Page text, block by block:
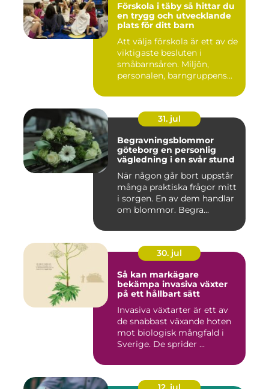
Förskola i täby så hittar du
en trygg och utvecklande
plats för ditt barn
Att välja förskola är ett av de
viktigaste besluten i
småbarnsåren. Miljön,
personalen, barngruppens...
31. jul
Begravningsblommor
göteborg en personlig
vägledning i en svår stund
När någon går bort uppstår
många praktiska frågor mitt
i sorgen. En av dem handlar
om blommor. Begra...
30. jul
Så kan markägare
bekämpa invasiva växter
på ett hållbart sätt
Invasiva växtarter är ett av
de snabbast växande hoten
mot biologisk mångfald i
Sverige. De sprider ...